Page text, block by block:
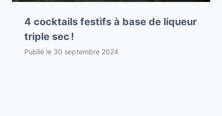
4 cocktails festifs à base de liqueur
triple sec !
Publié le 30 septembre 2024